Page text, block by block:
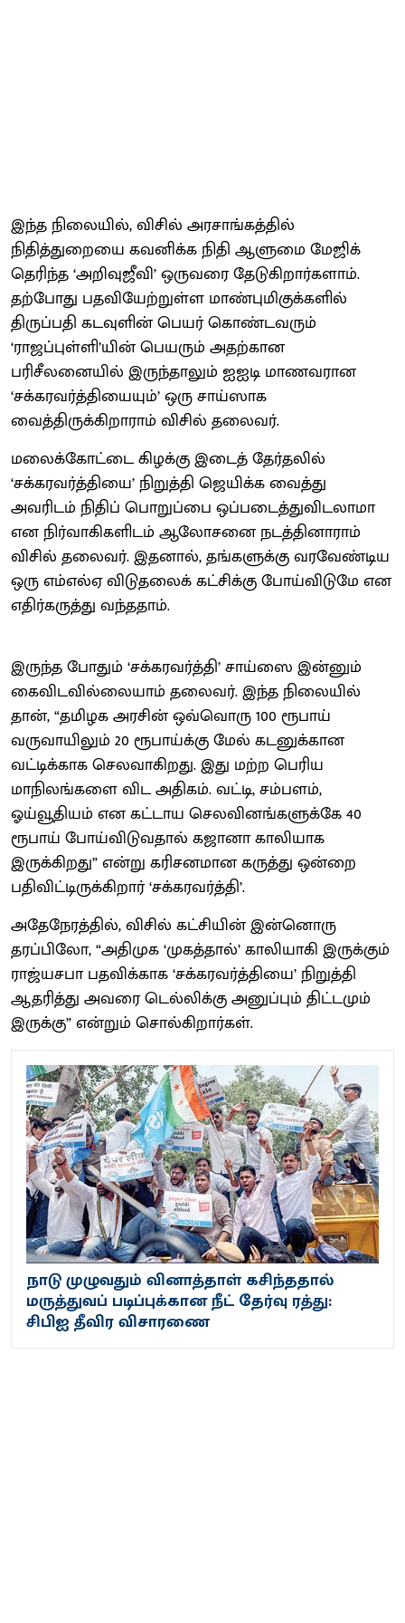
இந்த நிலையில், விசில் அரசாங்கத்தில்
நிதித்துறையை கவனிக்க நிதி ஆளுமை மேஜிக்
தெரிந்த ‘அறிவுஜீவி’ ஒருவரை தேடுகிறார்களாம்.
தற்போது பதவியேற்றுள்ள மாண்புமிகுக்களில்
திருப்பதி கடவுளின் பெயர் கொண்டவரும்
‘ராஜப்புள்ளி’யின் பெயரும் அதற்கான
பரிசீலனையில் இருந்தாலும் ஐஐடி மாணவரான
‘சக்கரவர்த்தியையும்’ ஒரு சாய்ஸாக
வைத்திருக்கிறாராம் விசில் தலைவர்.
மலைக்கோட்டை கிழக்கு இடைத் தேர்தலில்
‘சக்கரவர்த்தியை’ நிறுத்தி ஜெயிக்க வைத்து
அவரிடம் நிதிப் பொறுப்பை ஒப்படைத்துவிடலாமா
என நிர்வாகிகளிடம் ஆலோசனை நடத்தினாராம்
விசில் தலைவர். இதனால், தங்களுக்கு வரவேண்டிய
ஒரு எம்எல்ஏ விடுதலைக் கட்சிக்கு போய்விடுமே என
எதிர்கருத்து வந்ததாம்.
இருந்த போதும் ‘சக்கரவர்த்தி’ சாய்ஸை இன்னும்
கைவிடவில்லையாம் தலைவர். இந்த நிலையில்
தான், “தமிழக அரசின் ஒவ்வொரு 100 ரூபாய்
வருவாயிலும் 20 ரூபாய்க்கு மேல் கடனுக்கான
வட்டிக்காக செலவாகிறது. இது மற்ற பெரிய
மாநிலங்களை விட அதிகம். வட்டி, சம்பளம்,
ஓய்வூதியம் என கட்டாய செலவினங்களுக்கே 40
ரூபாய் போய்விடுவதால் கஜானா காலியாக
இருக்கிறது” என்று கரிசனமான கருத்து ஒன்றை
பதிவிட்டிருக்கிறார் ‘சக்கரவர்த்தி’.
அதேநேரத்தில், விசில் கட்சியின் இன்னொரு
தரப்பிலோ, “அதிமுக ‘முகத்தால்’ காலியாகி இருக்கும்
ராஜ்யசபா பதவிக்காக ‘சக்கரவர்த்தியை’ நிறுத்தி
ஆதரித்து அவரை டெல்லிக்கு அனுப்பும் திட்டமும்
இருக்கு” என்றும் சொல்கிறார்கள்.
நாடு முழுவதும் வினாத்தாள் கசிந்ததால்
மருத்துவப் படிப்புக்கான நீட் தேர்வு ரத்து:
சிபிஐ தீவிர விசாரணை